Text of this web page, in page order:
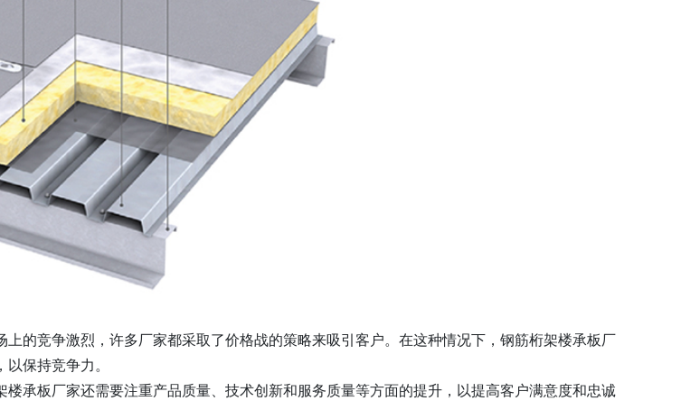
的竞争激烈，许多厂家都采取了价格战的策略来吸引客户。在这种情况下，钢筋桁架楼承板厂
保持竞争力。
承板厂家还需要注重产品质量、技术创新和服务质量等方面的提升，以提高客户满意度和忠诚